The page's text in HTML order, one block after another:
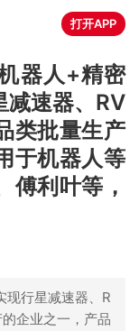
打开APP
器人+精密
减速器、RV
类批量生产
于机器人等
傅利叶等，
行星减速器、R
企业之一，产品